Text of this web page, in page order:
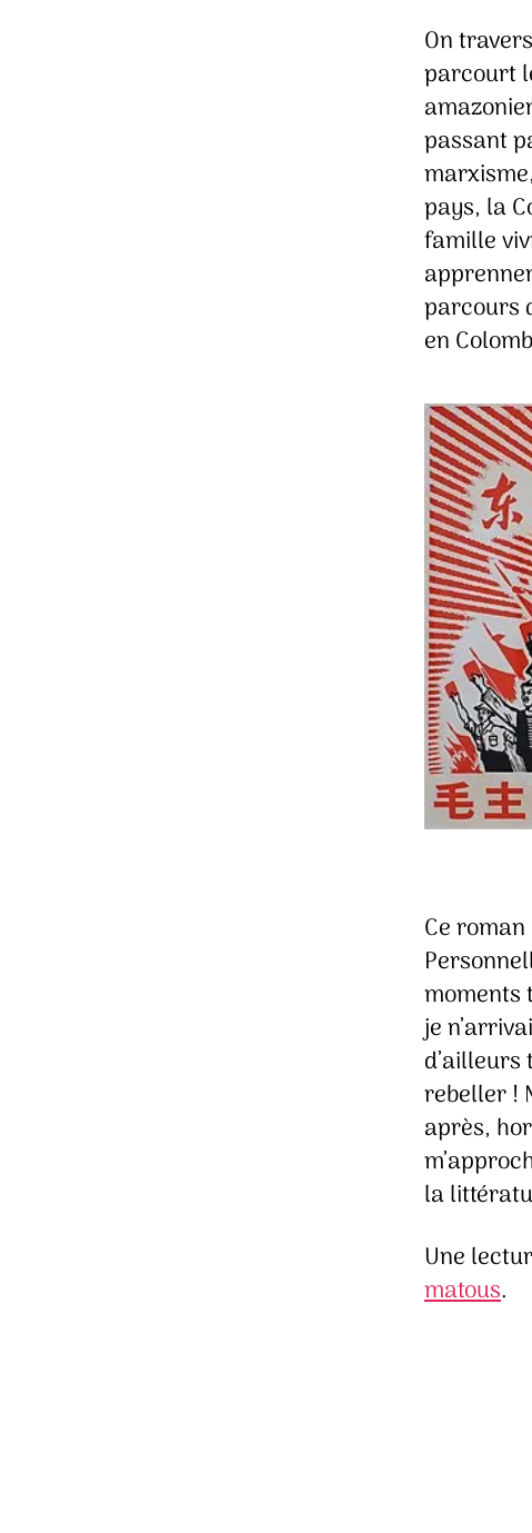
On
parcourt
passant
pays, la
famille
parcours
en
Ce
moments
je
rebeller !
après,
la
Une
matous.